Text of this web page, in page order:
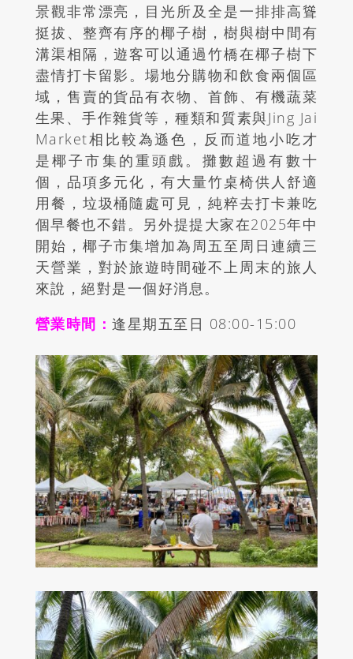
景觀非常漂亮，目光所及全是一排排高聳
挺拔、整齊有序的椰子樹，樹與樹中間有
溝渠相隔，遊客可以通過竹橋在椰子樹下
盡情打卡留影。場地分購物和飲食兩個區
域，售賣的貨品有衣物、首飾、有機蔬菜
生果、手作雜貨等，種類和質素與Jing Jai
Market相比較為遜色，反而道地小吃才
是椰子市集的重頭戲。攤數超過有數十
個，品項多元化，有大量竹桌椅供人舒適
用餐，垃圾桶隨處可見，純粹去打卡兼吃
個早餐也不錯。另外提提大家在2025年中
開始，椰子市集增加為周五至周日連續三
天營業，對於旅遊時間碰不上周末的旅人
來說，絕對是一個好消息。
營業時間：逢星期五至日 08:00-15:00